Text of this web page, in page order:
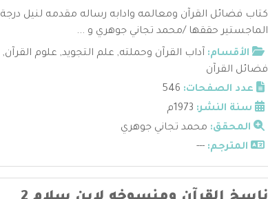
كتاب فضائل القرآن ومعالمه وادابه رساله مقدمه لنيل درجة
الماجستير حققها /محمد تجاني جوهري و ...
الأقسام: آداب القرآن وحملته, علم التجويد, علوم القرآن,
فضائل القرآن
عدد الصفحات:
سنة النشر:
المحقق: محمد تجاني جوهري
المترجم: ---